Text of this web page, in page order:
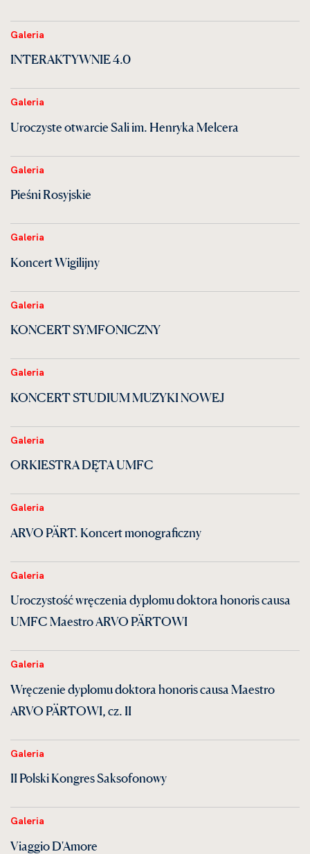
Galeria
INTERAKTYWNIE 4.0
Galeria
Uroczyste otwarcie Sali im. Henryka Melcera
Galeria
Pieśni Rosyjskie
Galeria
Koncert Wigilijny
Galeria
KONCERT SYMFONICZNY
Galeria
KONCERT STUDIUM MUZYKI NOWEJ
Galeria
ORKIESTRA DĘTA UMFC
Galeria
ARVO PÄRT. Koncert monograficzny
Galeria
Uroczystość wręczenia dyplomu doktora honoris causa
UMFC Maestro ARVO PÄRTOWI
Galeria
Wręczenie dyplomu doktora honoris causa Maestro
ARVO PÄRTOWI, cz. II
Galeria
II Polski Kongres Saksofonowy
Galeria
Viaggio D'Amore